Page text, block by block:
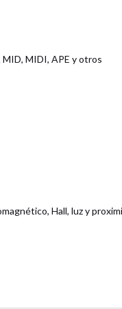
MID, MIDI, APE y otros
Hall, luz y